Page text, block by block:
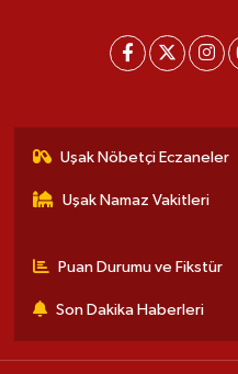
Uşak Nöbetçi Eczaneler
Uşak Namaz Vakitleri
Puan Durumu ve Fikstür
Son Dakika Haberleri